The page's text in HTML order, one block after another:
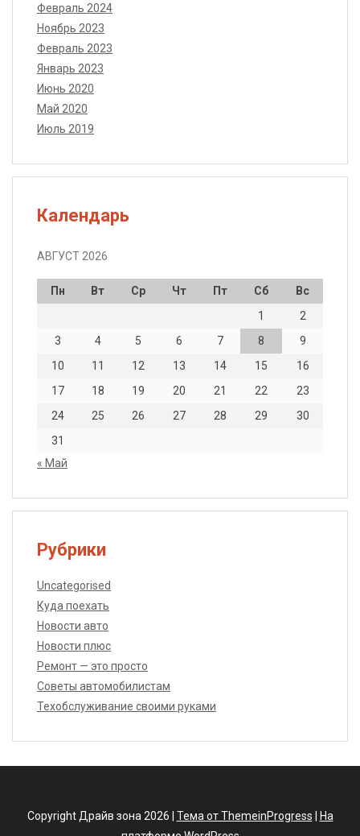
Февраль 2024
Ноябрь 2023
Февраль 2023
Январь 2023
Июнь 2020
Май 2020
Июль 2019
Календарь
АВГУСТ 2026
Пн Вт Ср Чт Пт Сб
Вс
1
2
3
4 5 6 7 8
9
10
11 12 13 14 15
16
17
18 19 20 21 22
23
24
25 26 27 28 29
30
31
« Май
Рубрики
Uncategorised
Куда поехать
Новости авто
Новости плюс
Ремонт — это просто
Советы автомобилистам
Техобслуживание своими руками
Copyright Драйв зона 2026 | Тема от ThemeinProgress
На